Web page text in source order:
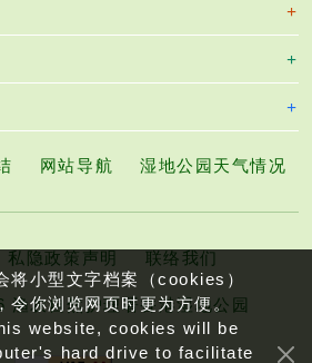
网站导航 湿地公园天气情况
私隐政策声明 联络我们
渔农自然护理署香港湿地公园
将小型文字档案（cookies）
令你浏览网页时更为方便。
website, cookies will be
hard drive to facilitate